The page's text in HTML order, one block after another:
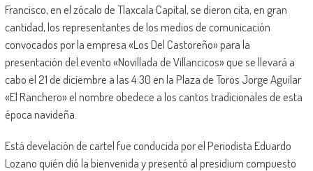
Francisco, en el zócalo de Tlaxcala Capital, se dieron cita, en gran
cantidad, los representantes de los medios de comunicación
convocados por la empresa «Los Del Castoreño» para la
presentación del evento «Novillada de Villancicos» que se llevará a
cabo el 21 de diciembre a las 4:30 en la Plaza de Toros Jorge Aguilar
«El Ranchero» el nombre obedece a los cantos tradicionales de esta
época navideña.
Está develación de cartel fue conducida por el Periodista Eduardo
Lozano quién dió la bienvenida y presentó al presidium compuesto